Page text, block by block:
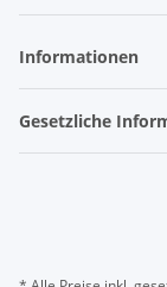
Informationen
Gesetzliche